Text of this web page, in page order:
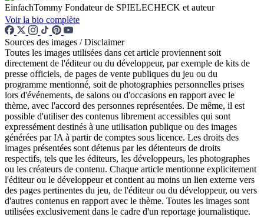
EinfachTommy Fondateur de SPIELECHECK et auteur
Voir la bio complète
Sources des images / Disclaimer
Toutes les images utilisées dans cet article proviennent soit
directement de l'éditeur ou du développeur, par exemple de kits de
presse officiels, de pages de vente publiques du jeu ou du
programme mentionné, soit de photographies personnelles prises
lors d'événements, de salons ou d'occasions en rapport avec le
thème, avec l'accord des personnes représentées. De même, il est
possible d'utiliser des contenus librement accessibles qui sont
expressément destinés à une utilisation publique ou des images
générées par IA à partir de comptes sous licence. Les droits des
images présentées sont détenus par les détenteurs de droits
respectifs, tels que les éditeurs, les développeurs, les photographes
ou les créateurs de contenu. Chaque article mentionne explicitement
l'éditeur ou le développeur et contient au moins un lien externe vers
des pages pertinentes du jeu, de l'éditeur ou du développeur, ou vers
d'autres contenus en rapport avec le thème. Toutes les images sont
utilisées exclusivement dans le cadre d'un reportage journalistique.